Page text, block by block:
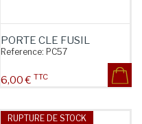
PORTE CLE FUSIL
Reference: PC57
Prix
6,00 € TTC
RUPTURE DE STOCK